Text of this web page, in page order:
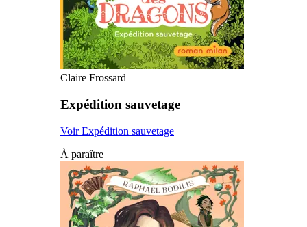
Claire Frossard
Expédition sauvetage
Voir Expédition sauvetage
À paraître